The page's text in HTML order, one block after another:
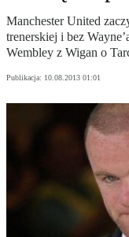
Manchester United
trenerskiej i bez
Wembley z Wigan o
Publikacja: 10.08.2013 01:01